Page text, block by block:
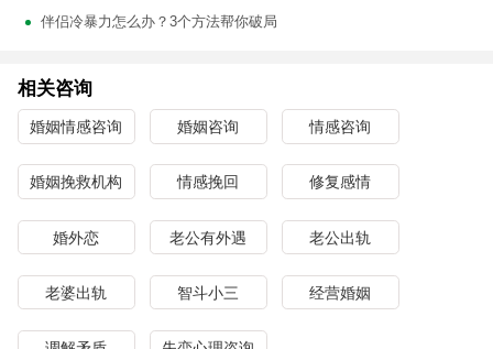
伴侣冷暴力怎么办？3个方法帮你破局
相关咨询
婚姻情感咨询 婚姻咨询 情感咨询
婚姻挽救机构 情感挽回 修复感情
婚外恋 老公有外遇 老公出轨
老婆出轨 智斗小三 经营婚姻